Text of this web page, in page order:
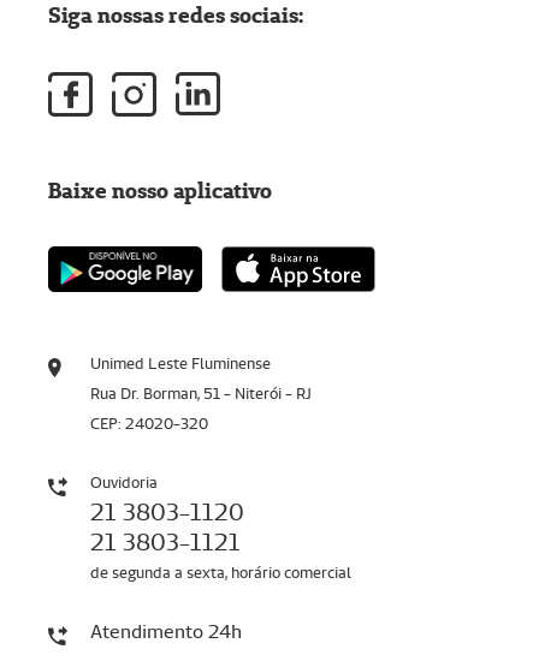
Unimed Leste Fluminense
Rua Dr. Borman, 51 - Niterói - RJ
CEP: 24020-320
Ouvidoria
21 3803-1120
21 3803-1121
de segunda a sexta, horário comercial
Atendimento 24h
Siga nossas redes sociais:
Baixe nosso aplicativo